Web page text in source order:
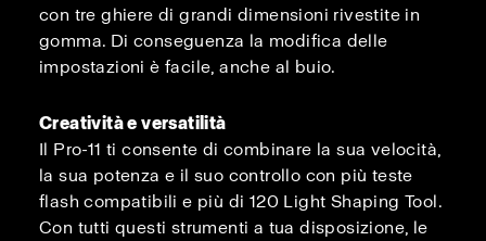
con tre ghiere di grandi dimensioni rivestite in
gomma. Di conseguenza la modifica delle
impostazioni è facile, anche al buio.
Creatività e versatilità
Il Pro-11 ti consente di combinare la sua velocità,
la sua potenza e il suo controllo con più teste
flash compatibili e più di 120 Light Shaping Tool.
Con tutti questi strumenti a tua disposizione, le